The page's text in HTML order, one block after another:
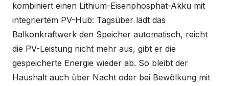
kombiniert einen Lithium-Eisenphosphat-Akku mit
integriertem PV-Hub: Tagsüber lädt das
Balkonkraftwerk den Speicher automatisch, reicht
die PV-Leistung nicht mehr aus, gibt er die
gespeicherte Energie wieder ab. So bleibt der
Haushalt auch über Nacht oder bei Bewölkung mit